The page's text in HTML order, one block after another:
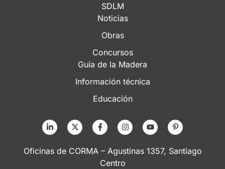
SDLM
Noticias
Obras
Concursos
Guía de la Madera
Información técnica
Educación
Oficinas de CORMA – Agustinas 1357, Santiago
Centro